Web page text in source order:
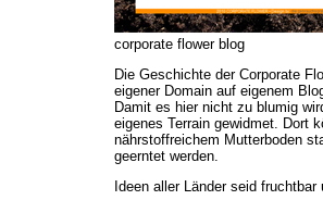
corporate flower blog
Die Geschichte der Corporate
eigener Domain auf eigenem
Damit es hier nicht zu blumig
eigenes Terrain gewidmet. Dort
nährstoffreichem Mutterboden
geerntet werden.
Ideen aller Länder seid